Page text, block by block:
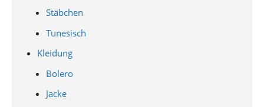
Stäbchen
Tunesisch
Kleidung
Bolero
Jacke